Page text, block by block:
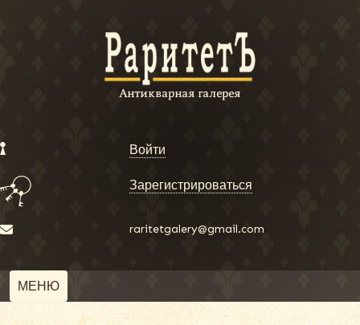
Войти
Зарегистрироваться
raritetgalery@gmail.com
МЕНЮ